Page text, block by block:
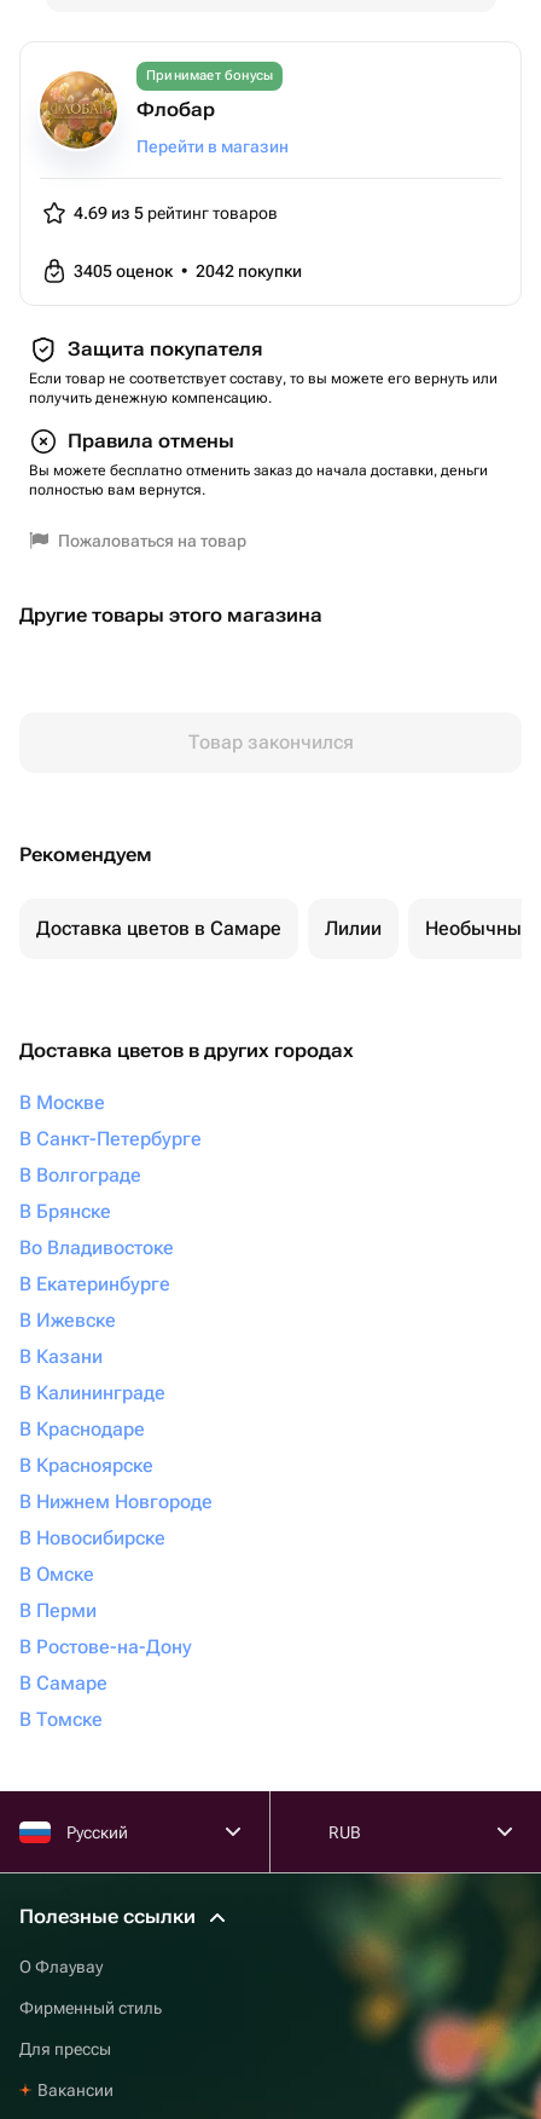
Принимает бонусы
Флобар
Перейти в магазин
4.69 из 5 рейтинг товаров
3405оценок • 2042 покупки
Защита покупателя
Если товар не соответствует составу, то вы можете его вернуть или
получить денежную компенсацию.
Правила отмены
Вы можете бесплатно отменить заказ до начала доставки, деньги
полностью вам вернутся.
Пожаловаться на товар
Другие товары этого магазина
Товар закончился
Рекомендуем
Доставка цветов в Самаре Лилии Необычные
Доставка цветов в других городах
В Москве
В Санкт-Петербурге
В Волгограде
В Брянске
Во Владивостоке
В Екатеринбурге
В Ижевске
В Казани
В Калининграде
В Краснодаре
В Красноярске
В Нижнем Новгороде
В Новосибирске
В Омске
В Перми
В Ростове-на-Дону
В Самаре
В Томске
Русский RUB
Полезные ссылки
О Флаувау
Фирменный стиль
Для прессы
Вакансии